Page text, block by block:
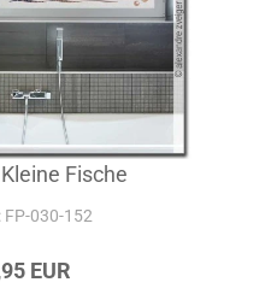
Fische
FP-030-152
EUR